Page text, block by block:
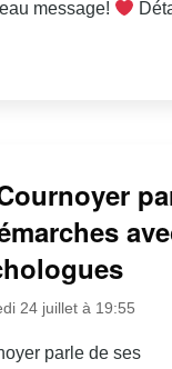
message!
24 juillet à 19:55
parle de ses